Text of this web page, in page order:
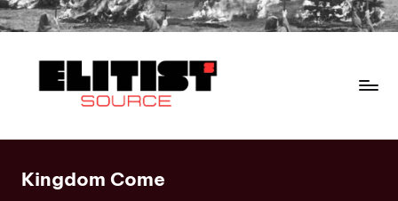
Kingdom Come